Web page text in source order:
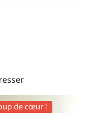
de cœur !